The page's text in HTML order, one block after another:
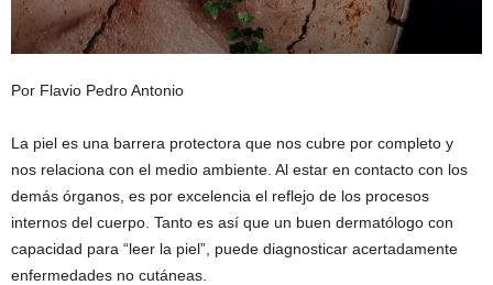
Por Flavio Pedro Antonio
La piel es una barrera protectora que nos cubre por completo y
nos relaciona con el medio ambiente. Al estar en contacto con los
demás órganos, es por excelencia el reflejo de los procesos
internos del cuerpo. Tanto es así que un buen dermatólogo con
capacidad para “leer la piel”, puede diagnosticar acertadamente
enfermedades no cutáneas.